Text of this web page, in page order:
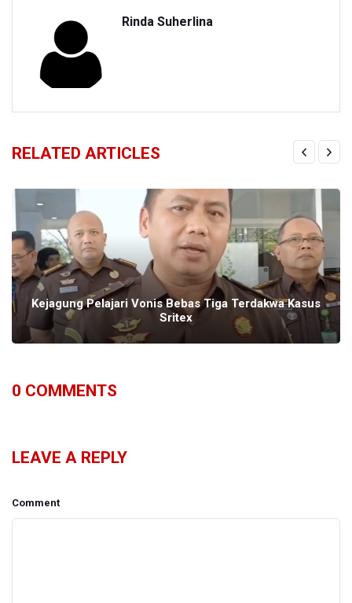
Rinda Suherlina
RELATED ARTICLES
Kejagung Pelajari Vonis Bebas Tiga Terdakwa Kasus
Sritex
0 COMMENTS
LEAVE A REPLY
Comment